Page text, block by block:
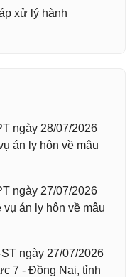
xử lý hành
ngày 28/07/2026
án ly hôn về mâu
ngày 27/07/2026
án ly hôn về mâu
ngày 27/07/2026
7 - Đồng Nai, tỉnh